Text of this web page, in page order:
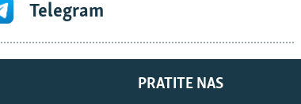
Telegram
PRATITE NAS